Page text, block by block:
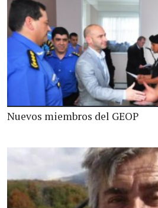
Nuevos miembros del GEOP